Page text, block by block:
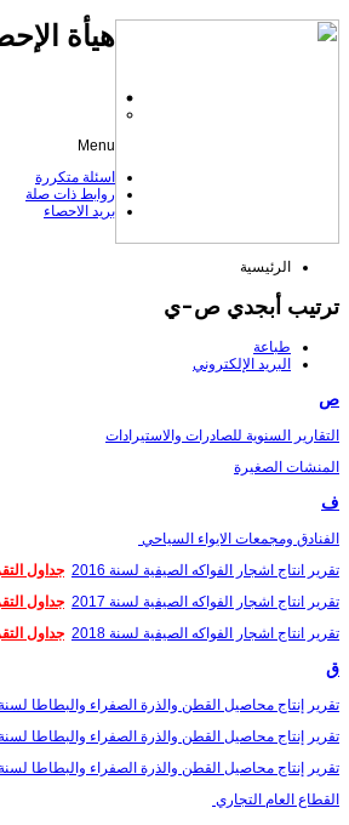
هيأة
الرئيسية
ترتيب أبجدي ص-ي
طباعة
البريد الإلكتروني
ص
التقارير السنوية للصادرات والاستيرادات
المنشات الصغيرة
ف
الفنادق ومجمعات الايواء السياحي
تقرير انتاج اشجار الفواكه الصيفية لسنة 2016
جداول
تقرير انتاج اشجار الفواكه الصيفية لسنة 2017
جداول
تقرير انتاج اشجار الفواكه الصيفية لسنة 2018
جداول
ق
تقرير إنتاج محاصيل القطن والذرة الصفراء والبطاطا لسنة
تقرير إنتاج محاصيل القطن والذرة الصفراء والبطاطا لسنة
تقرير إنتاج محاصيل القطن والذرة الصفراء والبطاطا لسنة
القطاع العام التجاري
Menu
اسئلة متكررة
روابط ذات صلة
بريد الاحصاء